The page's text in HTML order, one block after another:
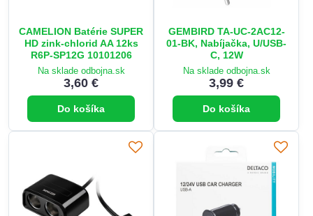
CAMELION Batérie SUPER
HD zink-chlorid AA 12ks
R6P-SP12G 10101206
Na sklade odbojna.sk
3,60 €
Do košíka
GEMBIRD TA-UC-2AC12-
01-BK, Nabíjačka, U/USB-
C, 12W
Na sklade odbojna.sk
3,99 €
Do košíka